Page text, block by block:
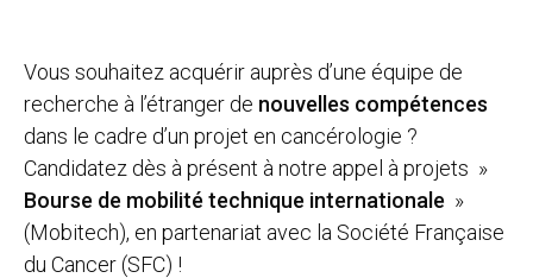
Vous souhaitez acquérir auprès d’une équipe de
recherche à l’étranger de nouvelles compétences
dans le cadre d’un projet en cancérologie ?
Candidatez dès à présent à notre appel à projets »
Bourse de mobilité technique internationale »
(Mobitech), en partenariat avec la Société Française
du Cancer (SFC) !